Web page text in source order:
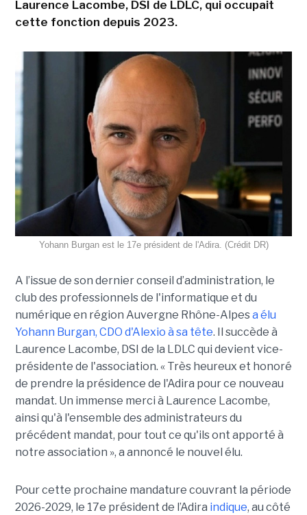
Laurence Lacombe, DSI de LDLC, qui occupait
cette fonction depuis 2023.
Yohann Burgan est le 17e président de l'Adira. (Crédit DR)
A l’issue de son dernier conseil d’administration, le
club des professionnels de l'informatique et du
numérique en région Auvergne Rhône-Alpesa élu
Yohann Burgan, CDO d'Alexio à sa tête. Il succède à
Laurence Lacombe, DSI de la LDLC qui devient vice-
présidente de l'association. « Très heureux et honoré
de prendre la présidence de l'Adira pour ce nouveau
mandat. Un immense merci à Laurence Lacombe,
ainsi qu'à l'ensemble des administrateurs du
précédent mandat, pour tout ce qu'ils ont apporté à
notre association », a annoncé le nouvel élu.
Pour cette prochaine mandature couvrant la période
2026-2029, le 17e président de l’Adira indique, au côté